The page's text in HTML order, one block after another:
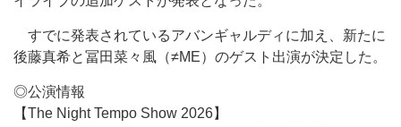
すでに発表されているアバンギャルディに加え、新たに
後藤真希と冨田菜々風（≠ME）のゲスト出演が決定した。
◎公演情報
【The Night Tempo Show 2026】